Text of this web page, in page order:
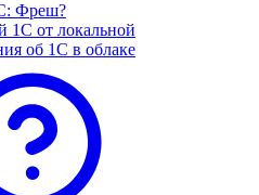
Фреш?
1С от локальной
об 1С в облаке